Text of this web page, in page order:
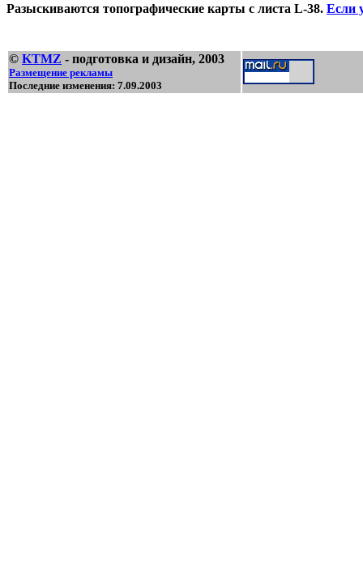
Разыскиваются топографические карты с листа L-38. Если
© KTMZ - подготовка и дизайн, 2003
Размещение рекламы
Последние изменения: 7.09.2003